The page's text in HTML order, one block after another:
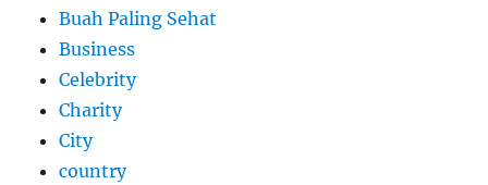
Buah Paling Sehat
Business
Celebrity
Charity
City
country